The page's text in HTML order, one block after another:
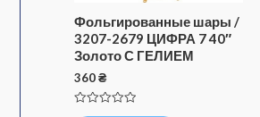
Фольгированные шары /
3207-2679 ЦИФРА 7 40″
Золото С ГЕЛИЕМ
360₴
Оценка